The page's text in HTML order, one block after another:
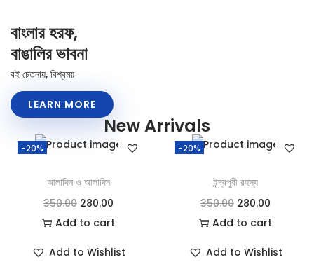
বাংলার হরফ,
বাঙালির ভাবনা
বই চেতনায়, বিশ্বময়
LEARN MORE
New Arrivals
-20%
আলাদিন ও আলাদিন
350.00 280.00
Add to cart
Add to Wishlist
-20%
ইন্দ্রপুরী রহস্য
350.00 280.00
Add to cart
Add to Wishlist